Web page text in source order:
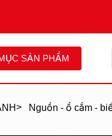
SẢN PHẨM
> Nguồn - ổ cắm -